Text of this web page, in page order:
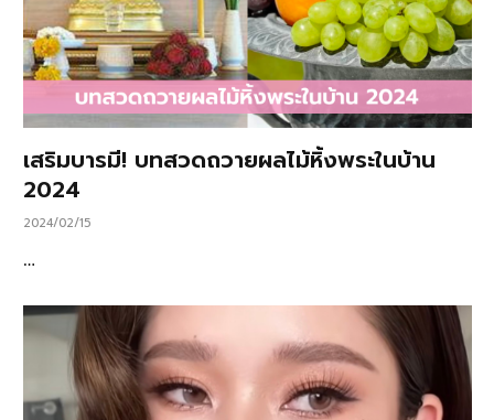
เสริมบารมี! บทสวดถวายผลไม้หิ้งพระในบ้าน
2024
2024/02/15
…